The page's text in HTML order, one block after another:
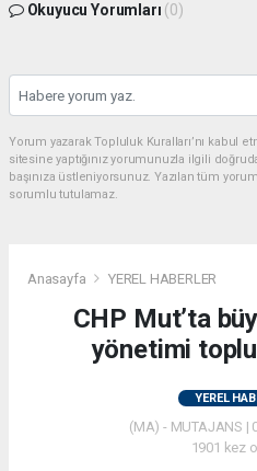
Okuyucu Yorumları (0)
Yorum yazarak Topluluk Kuralları’nı kabul
sitesine yaptığınız yorumunuzla ilgili
başınıza üstleniyorsunuz. Yazılan tüm
sorumlu tutulamaz.
Anasayfa YEREL HABERLER
CHP Mut’ta
yönetimi
YEREL
(MA) - MUTAJANS |
1901 kez